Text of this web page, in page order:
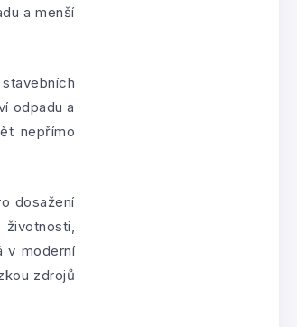
a menší
odpadu a
nepřímo
dosažení
v moderní
zdrojů